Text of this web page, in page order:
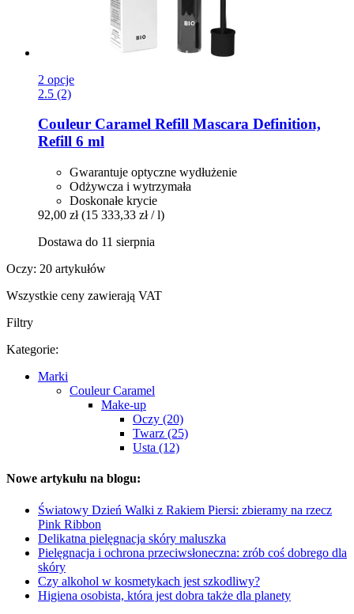
2 opcje
2.5 (2)
Couleur Caramel Refill Mascara Definition,
Refill 6 ml
Gwarantuje optyczne wydłużenie
Odżywcza i wytrzymała
Doskonałe krycie
92,00 zł (15 333,33 zł / l)
Dostawa do 11 sierpnia
Oczy: 20 artykułów
Wszystkie ceny zawierają VAT
Filtry
Kategorie:
Marki
Couleur Caramel
Make-up
Oczy (20)
Twarz (25)
Usta (12)
Nowe artykułu na blogu:
Światowy Dzień Walki z Rakiem Piersi: zbieramy na rzecz
Pink Ribbon
Delikatna pielęgnacja skóry maluszka
Pielęgnacja i ochrona przeciwsłoneczna: zrób coś dobrego dla
skóry
Czy alkohol w kosmetykach jest szkodliwy?
Higiena osobista, która jest dobra także dla planety